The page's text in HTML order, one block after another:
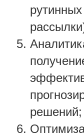
решений;